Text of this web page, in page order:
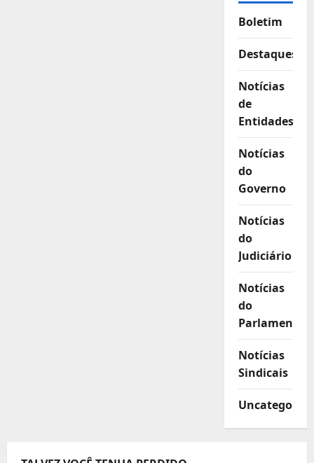
Boletim
Destaques
Notícias
de
Entidades
Notícias
do
Governo
Notícias
do
Judiciário
Notícias
do
Parlamento
Notícias
Sindicais